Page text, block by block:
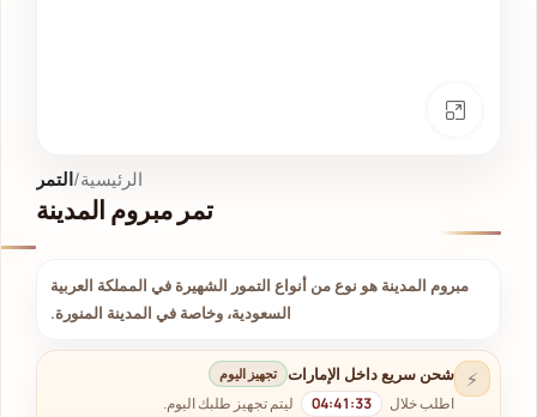
الرئيسية التمر
تمر مبروم المدينة
مبروم المدينة هو نوع من أنواع التمور الشهيرة في المملكة العربية
السعودية، وخاصة في المدينة المنورة.
⚡ شحن سريع داخل الإمارات تجهيز اليوم
اطلب خلال 04:41:32
ليتم تجهيز طلبك اليوم.